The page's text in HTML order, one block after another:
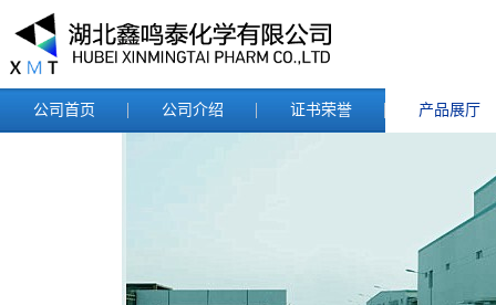
公司首页 公司介绍 证书荣誉 产品展厅